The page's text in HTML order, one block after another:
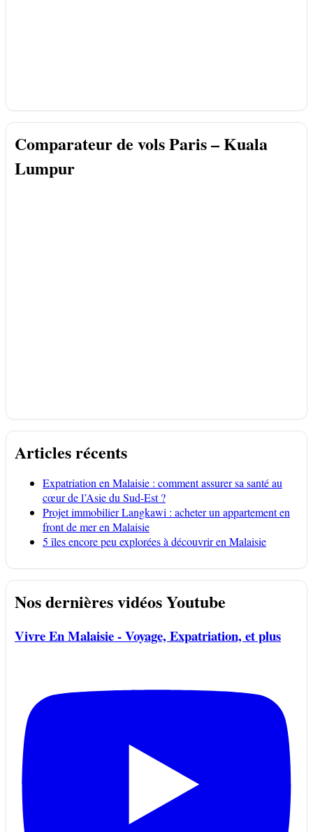
Comparateur de vols Paris – Kuala
Lumpur
Articles récents
Expatriation en Malaisie : comment assurer sa santé au
cœur de l’Asie du Sud-Est ?
Projet immobilier Langkawi : acheter un appartement en
front de mer en Malaisie
5 îles encore peu explorées à découvrir en Malaisie
Nos dernières vidéos Youtube
Vivre En Malaisie - Voyage, Expatriation, et plus